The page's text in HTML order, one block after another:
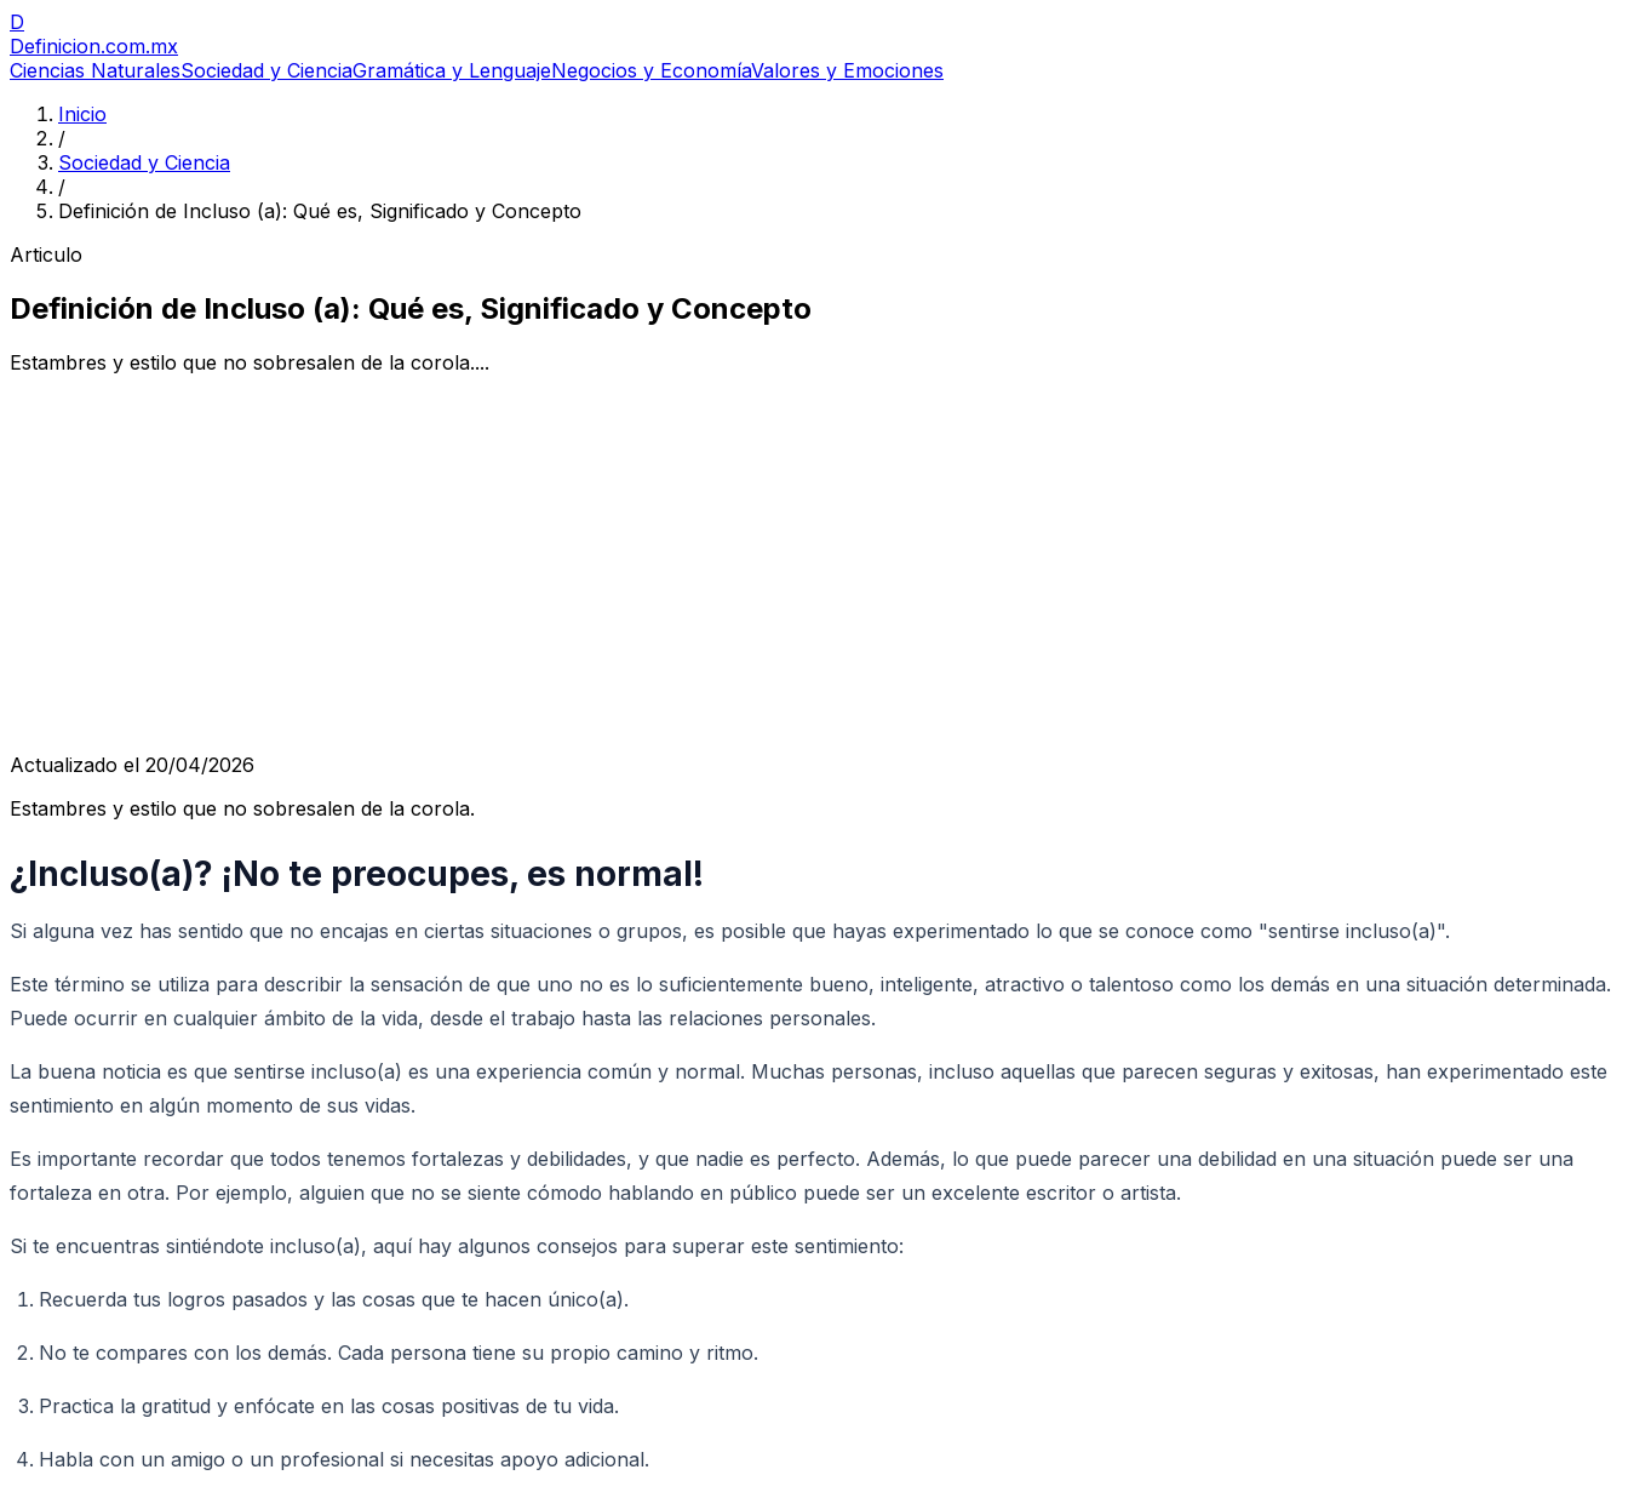
D
Definicion.com.mx
Ciencias NaturalesSociedad y CienciaGramática y LenguajeNegocios y EconomíaValores y Emociones
Inicio
/
Sociedad y Ciencia
/
Definición de Incluso (a): Qué es, Significado y Concepto
Articulo
Definición de Incluso (a): Qué es, Significado y Concepto
Estambres y estilo que no sobresalen de la corola....
Actualizado el 20/04/2026
Estambres y estilo que no sobresalen de la corola.
¿Incluso(a)? ¡No te preocupes, es normal!
Si alguna vez has sentido que no encajas en ciertas situaciones o grupos, es posible que hayas experimentado lo que se conoce como "sentirse incluso(a)".
Este término se utiliza para describir la sensación de que uno no es lo suficientemente bueno, inteligente, atractivo o talentoso como los demás en una situación determinada.
Puede ocurrir en cualquier ámbito de la vida, desde el trabajo hasta las relaciones personales.
La buena noticia es que sentirse incluso(a) es una experiencia común y normal. Muchas personas, incluso aquellas que parecen seguras y exitosas, han experimentado este
sentimiento en algún momento de sus vidas.
Es importante recordar que todos tenemos fortalezas y debilidades, y que nadie es perfecto. Además, lo que puede parecer una debilidad en una situación puede ser una
fortaleza en otra. Por ejemplo, alguien que no se siente cómodo hablando en público puede ser un excelente escritor o artista.
Si te encuentras sintiéndote incluso(a), aquí hay algunos consejos para superar este sentimiento:
Recuerda tus logros pasados y las cosas que te hacen único(a).
No te compares con los demás. Cada persona tiene su propio camino y ritmo.
Practica la gratitud y enfócate en las cosas positivas de tu vida.
Habla con un amigo o un profesional si necesitas apoyo adicional.